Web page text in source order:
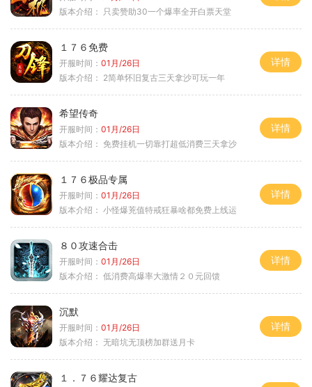
版本介绍： 只卖赞助30一个爆率全开白票天堂
１７６免费
开服时间： 01月/26日
版本介绍： 2简单怀旧复古三天拿沙可玩一年
详情
希望传奇
开服时间： 01月/26日
版本介绍： 免费挂机一切靠打超低消费三天拿沙
详情
１７６极品专属
开服时间： 01月/26日
版本介绍： 小怪爆茺值特戒狂暴啥都免费上线运
详情
８０攻速合击
开服时间： 01月/26日
版本介绍： 低消费高爆率大激情２０元回馈
详情
沉默
开服时间： 01月/26日
版本介绍： 无暗坑无顶榜加群送月卡
详情
１．７６耀达复古